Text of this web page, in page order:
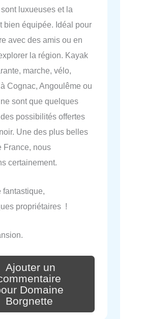
luxueuses et la
bien équipée. Idéal pour
avec des amis ou en
la région. Kayak
marche, vélo,
Cognac, Angoulême ou
sont que quelques
possibilités offertes
Une des plus belles
France, nous
certainement.
fantastique,
propriétaires !
Ajouter un
Domaine
Borgnette